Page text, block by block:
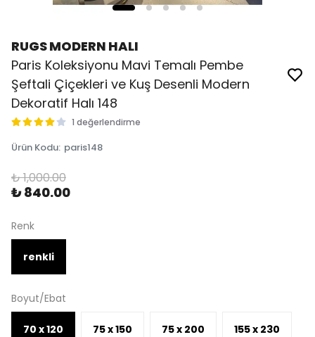
RUGS MODERN HALI
Paris Koleksiyonu Mavi Temalı Pembe
Şeftali Çiçekleri ve Kuş Desenli Modern
Dekoratif Halı 148
1 değerlendirme
Ürün Kodu: paris148
₺ 1,000.00
₺ 840.00
Renk
renkli
Boyut/Ebat
70 x 120 75 x 150 75 x 200 155 x 230